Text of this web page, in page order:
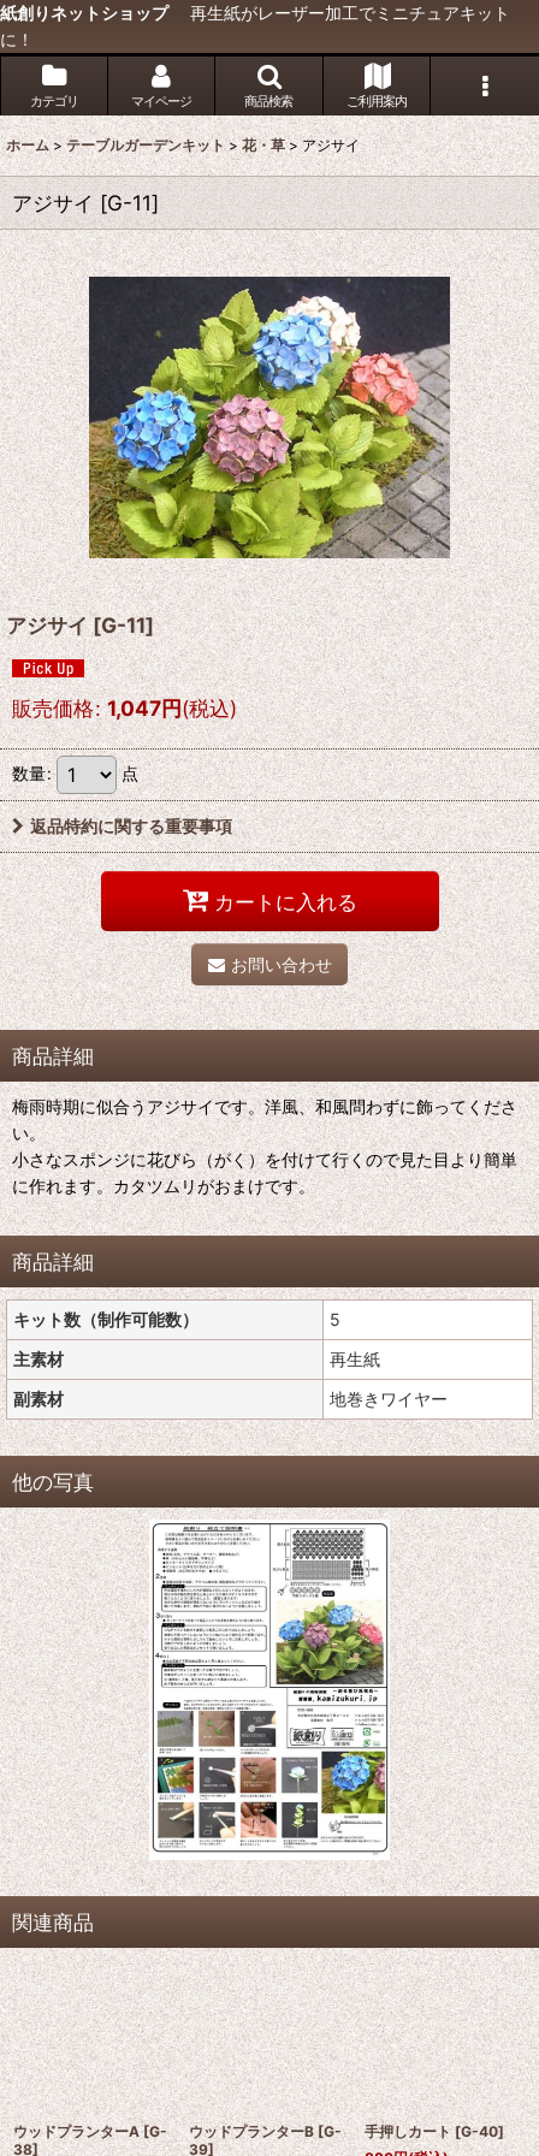
紙創りネットショップ再生紙がレーザー加工でミニチュアキット
に！
カテゴリ マイページ 商品検索 ご利用案内
ホーム > テーブルガーデンキット > 花・草 > アジサイ
アジサイ [G-11]
アジサイ [G-11]
販売価格: 1,047円(税込)
数量: 点
返品特約に関する重要事項
カートに入れる
お問い合わせ
商品詳細
梅雨時期に似合うアジサイです。洋風、和風問わずに飾ってくださ
い。
小さなスポンジに花びら（がく）を付けて行くので見た目より簡単
に作れます。カタツムリがおまけです。
商品詳細
キット数（制作可能数）
5
主素材
再生紙
副素材
地巻きワイヤー
他の写真
関連商品
ウッドプランターA [G-
38]
ウッドプランターB [G-
39]
手押しカート [G-40]